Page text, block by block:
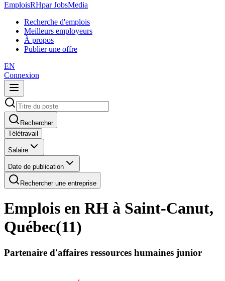
EmploisRHpar JobsMedia
Recherche d'emplois
Meilleurs employeurs
À propos
Publier une offre
EN
Connexion
Rechercher
Télétravail
Salaire
Date de publication
Rechercher une entreprise
Emplois en RH à Saint-Canut,
Québec(11)
Partenaire d'affaires ressources humaines junior